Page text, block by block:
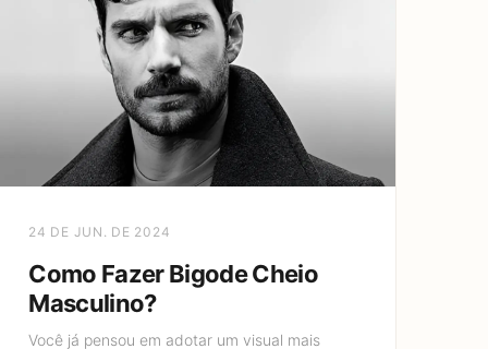
24 DE JUN. DE 2024
Como Fazer Bigode Cheio
Masculino?
Você já pensou em adotar um visual mais